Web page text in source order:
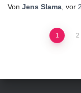
Von Jens Slama , vor
1 2